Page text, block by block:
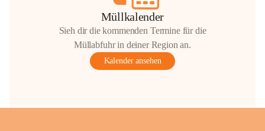
Müllkalender
Sieh dir die kommenden Termine für die
Müllabfuhr in deiner Region an.
Kalender ansehen